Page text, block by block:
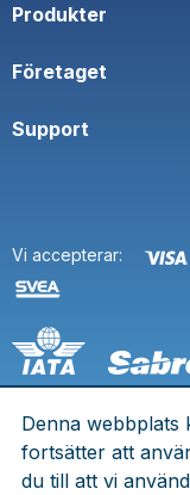
Produkter
Företaget
Support
Vi accepterar:
© 2026 SpaceTown.
Eldsbergagränd 7,
Denna webbplats
fortsätter att
du till att vi